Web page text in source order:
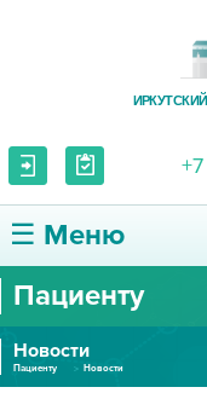
☰ Меню
О ЦЕНТРЕ
УСЛУГИ И ЦЕНЫ
Пациенту
Новости
Пациенту Новости